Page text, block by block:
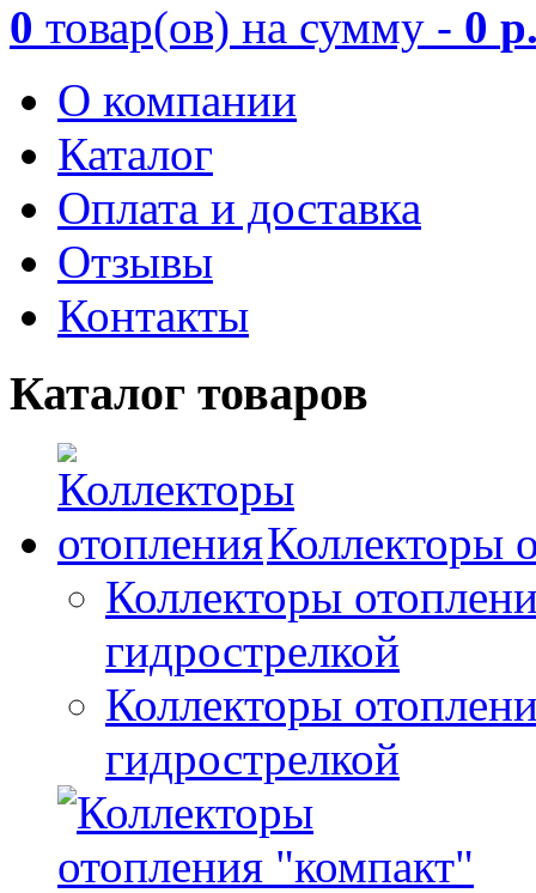
0 товар(ов) на сумму - 0
О компании
Каталог
Оплата и доставка
Отзывы
Контакты
Каталог товаров
Коллекторы
Коллекторы
гидрострелкой
Коллекторы
гидрострелкой